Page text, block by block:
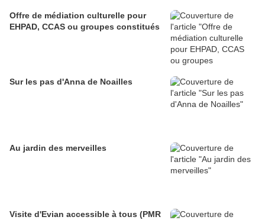
Offre de médiation culturelle pour
EHPAD, CCAS ou groupes constitués
Sur les pas d'Anna de Noailles
Au jardin des merveilles
Visite d'Evian accessible à tous (PMR